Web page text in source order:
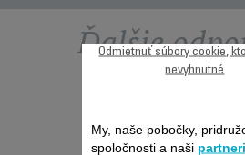
Ďalšie
My, naše pobočky,
spoločnosti a naši partneri
Odmietnuť súbory cookie,
nevyhnutné